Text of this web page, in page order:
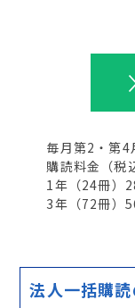
毎月第2・第4
購読料金（税
1年（24冊）
3年（72冊）
法人一括購